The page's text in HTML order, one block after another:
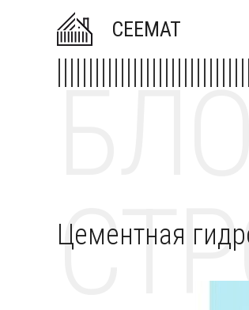
CEEMAT
Цементная